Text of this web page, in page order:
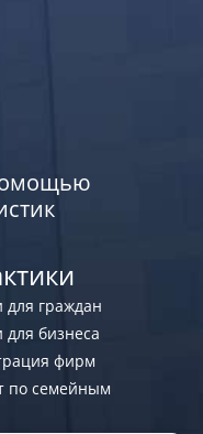
для граждан
для бизнеса
фирм
по семейным